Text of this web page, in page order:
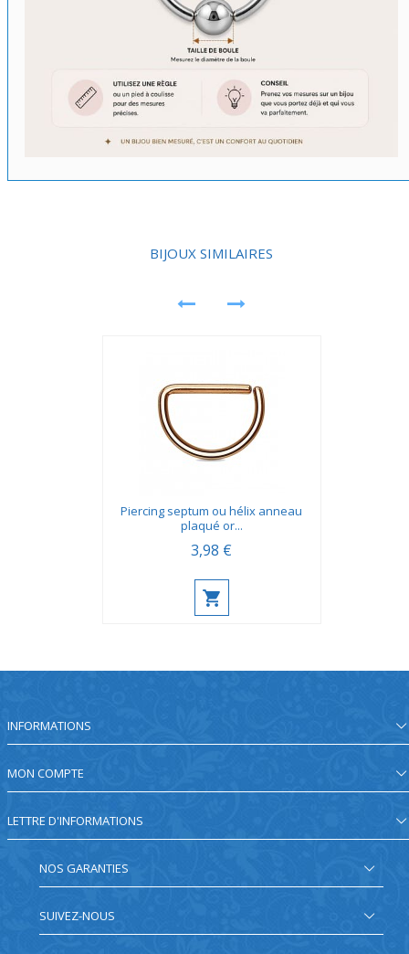
BIJOUX SIMILAIRES
Piercing septum ou hélix anneau
plaqué or...
3,98 €
INFORMATIONS
MON COMPTE
LETTRE D'INFORMATIONS
NOS GARANTIES
SUIVEZ-NOUS